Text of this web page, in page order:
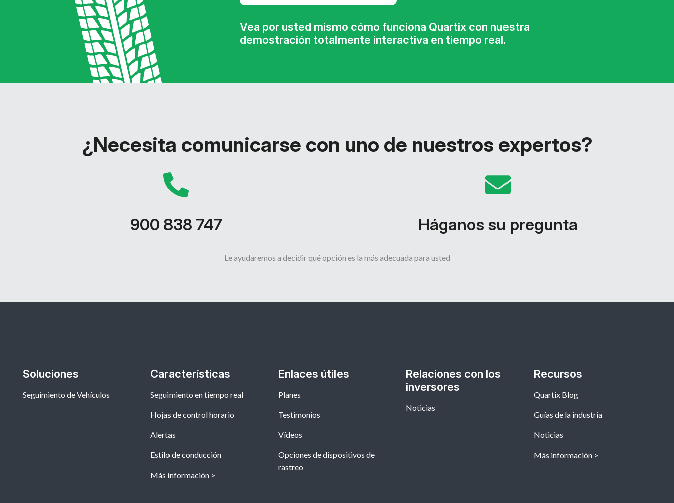
Vea por usted mismo cómo funciona Quartix con nuestra
demostración totalmente interactiva en tiempo real.
¿Necesita comunicarse con uno de nuestros expertos?
900 838 747 Háganos su pregunta
Le ayudaremos a decidir qué opción es la más adecuada para usted
Soluciones
Seguimiento de Vehículos
Características
Seguimiento en tiempo real
Hojas de control horario
Alertas
Estilo de conducción
Más información
Enlaces útiles
Planes
Testimonios
Vídeos
Opciones de dispositivos de
rastreo
Relaciones con los
inversores
Noticias
Recursos
Quartix Blog
Guías de la industria
Noticias
Más información